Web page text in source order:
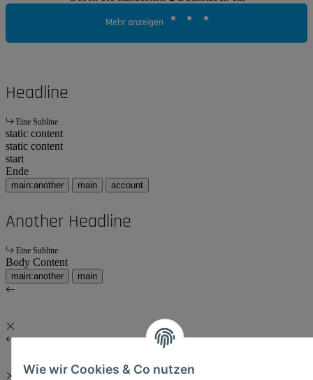
Wie wir Cookies & Co nutzen
Mehr anzeigen
Headline
Eine Subline
static content
static content
start
Ende
main:another main account
Another Headline
Eine Subline
Body Content
main:another main